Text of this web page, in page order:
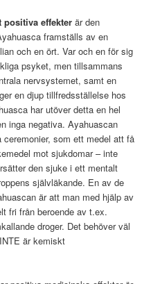
positiva effekter är den
framställs av en
och en ört. Var och en för sig
psyket, men tillsammans
nervsystemet, samt en
en djup tillfredsställelse hos
har utöver detta en hel
inga negativa. Ayahuascan
som ett medel att få
mot sjukdomar – inte
den sjuke i ett mentalt
självläkande. En av de
är att man med hjälp av
fri från beroende av t.ex.
droger. Det behöver väl
är kemiskt